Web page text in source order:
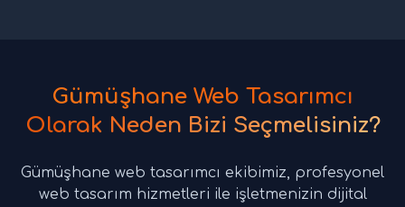
Gümüşhane Web Tasarımcı
Olarak Neden Bizi Seçmelisiniz?
Gümüşhane web tasarımcı ekibimiz, profesyonel
web tasarım hizmetleri ile işletmenizin dijital